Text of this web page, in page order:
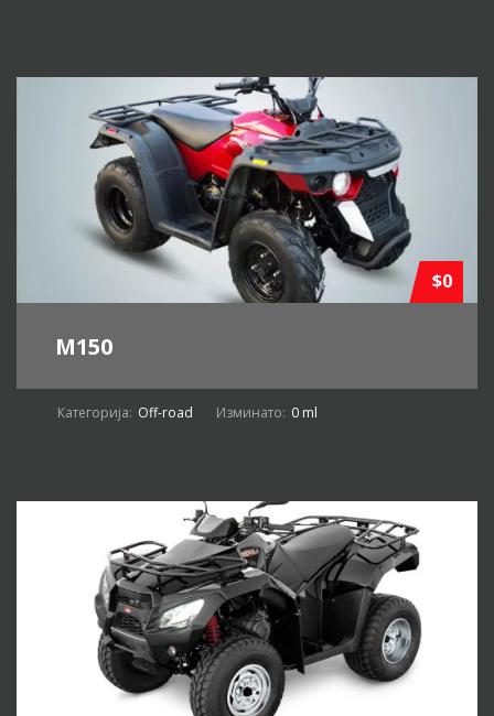
$0
M150
Категорија: Off-road Изминато: 0 ml